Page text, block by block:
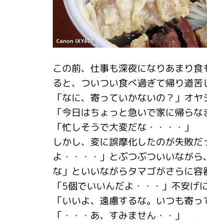
この前、仕事も深夜になりあまり
ると、ついつい食べ過ぎて帰り道
「なに、寄っていかないの？」オヤ
「今日はちょっと急いで家に帰らな
「忙しそうで大変だな・・・・」
しかし、変に誤摩化したのが失敗
よ・・・・」とぶつぶついいなが
な」といいながらタマゴがさらに
「5個でいいんだよ・・・」不安げ
「いいよ、遠慮するな。いつも寄っ
「・・・あ、すみません・・」